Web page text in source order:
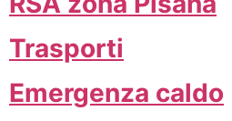
Trasporti
Emergenza caldo